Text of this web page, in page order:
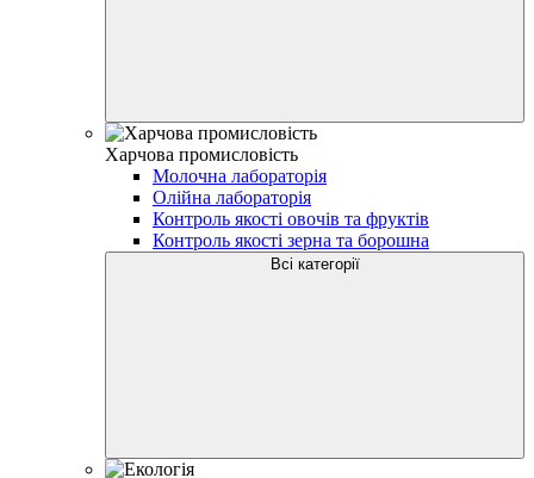
Харчова промисловість
Молочна лабораторія
Олійна лабораторія
Контроль якості овочів та фруктів
Контроль якості зерна та борошна
Всі категорії